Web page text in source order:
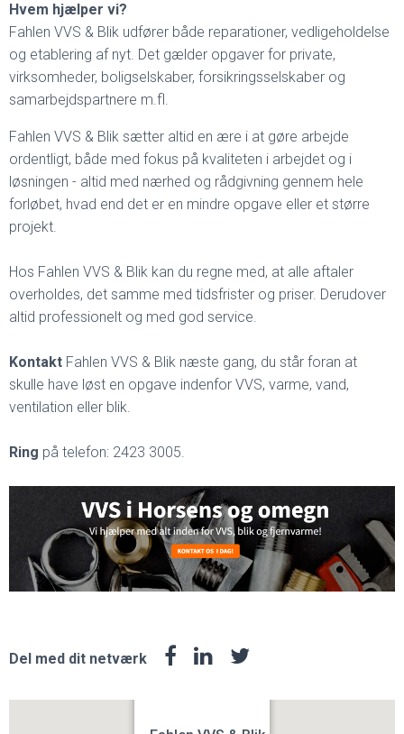
Hvem hjælper vi?
Fahlen VVS & Blik udfører både reparationer, vedligeholdelse
og etablering af nyt. Det gælder opgaver for private,
virksomheder, boligselskaber, forsikringsselskaber og
samarbejdspartnere m.fl.
Fahlen VVS & Blik sætter altid en ære i at gøre arbejde
ordentligt, både med fokus på kvaliteten i arbejdet og i
løsningen - altid med nærhed og rådgivning gennem hele
forløbet, hvad end det er en mindre opgave eller et større
projekt.
Hos Fahlen VVS & Blik kan du regne med, at alle aftaler
overholdes, det samme med tidsfrister og priser. Derudover
altid professionelt og med god service.
Kontakt Fahlen VVS & Blik næste gang, du står foran at
skulle have løst en opgave indenfor VVS, varme, vand,
ventilation eller blik.
Ring på telefon: 2423 3005.
Del med dit netværk